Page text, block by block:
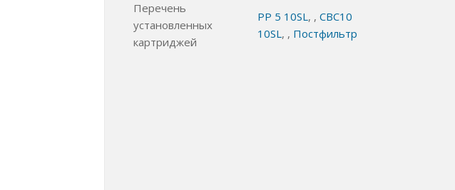
Перечень
установленных
картриджей
PP 5 10SL, , СВС10
10SL, , Постфильтр